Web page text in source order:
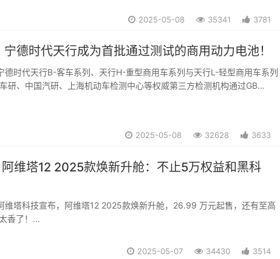
技和大角度的后轮转向，没有压...
2025-05-08 35341 3781
德时代天行成为首批通过测试的商用动力电池！
德时代天行B-客车系列、天行H-重型商用车系列与天行L-轻型商用车系列
研、中国汽研、上海机动车检测中心等权威第三方检测机构通过GB
2025-05-08 32628 3633
维塔12 2025款焕新升舱：不止5万权益和黑科
维塔科技宣布，阿维塔12 2025款焕新升舱，26.99 万元起售，还有至高
香了！...
2025-05-07 34430 3514